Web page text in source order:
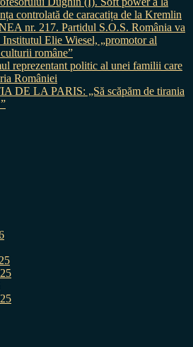
controlată de caracatița de la Kremlin
nr. 217. Partidul S.O.S. România va
Institutul Elie Wiesel, „promotor al
române”
reprezentant politic al unei familii care
României
DE LA PARIS: „Să scăpăm de tirania